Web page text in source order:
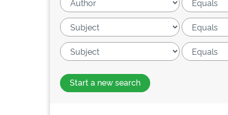
Start a new search